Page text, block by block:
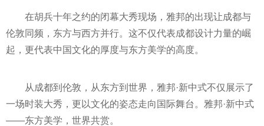
在胡兵十年之约的闭幕大秀现场，雅邦的出现让成都与
伦敦同频，东方与西方并行。这不仅代表成都设计力量的崛
起，更代表中国文化的厚度与东方美学的高度。
从成都到伦敦，从东方到世界，雅邦·新中式不仅展示了
一场时装大秀，更以文化的姿态走向国际舞台。雅邦·新中式
——东方美学，世界共赏。